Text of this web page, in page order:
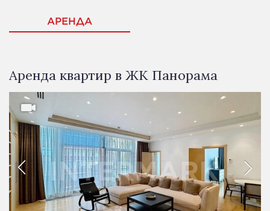
АРЕНДА
Аренда квартир в ЖК Панорама